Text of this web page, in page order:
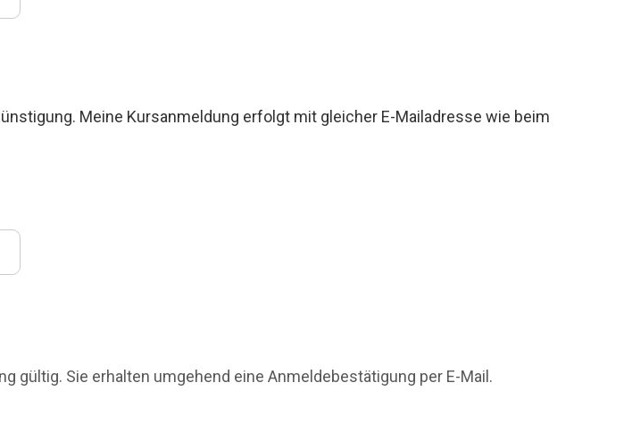
Meine Kursanmeldung erfolgt mit gleicher E-Mailadresse wie beim
gültig. Sie erhalten umgehend eine Anmeldebestätigung per E-Mail.